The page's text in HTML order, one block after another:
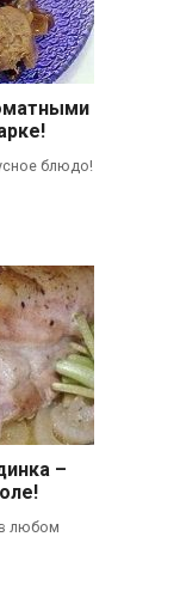
блюдо!
–
любом